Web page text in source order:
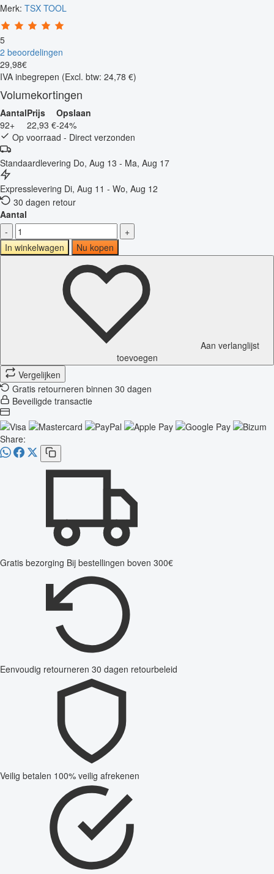
Merk: TSX TOOL
5
2 beoordelingen
29,98€
IVA inbegrepen (Excl. btw: 24,78 €)
Volumekortingen
AantalPrijs
Opslaan
92+
22,93 €-24%
Op voorraad - Direct verzonden
Standaardlevering Do, Aug 13 - Ma, Aug 17
Expresslevering Di, Aug 11 - Wo, Aug 12
30 dagen retour
Aantal
-
+
In winkelwagen
Nu kopen
Aan verlanglijst
toevoegen
Vergelijken
Gratis retourneren binnen 30 dagen
Beveiligde transactie
Share:
Gratis bezorging Bij bestellingen boven 300€
Eenvoudig retourneren 30 dagen retourbeleid
Veilig betalen 100% veilig afrekenen